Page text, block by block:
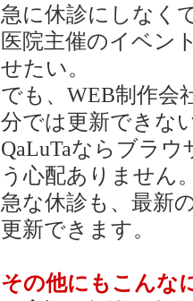
急に休診にしなく
医院主催のイベン
せたい。
でも、WEB制作会
分では更新できな
QaLuTaならブラ
う心配ありません
急な休診も、最新
更新できます。
その他にもこんな